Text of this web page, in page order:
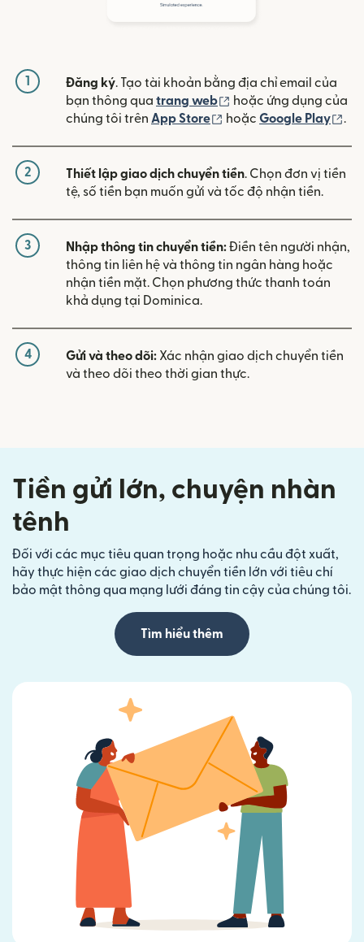
1 Đăng ký. Tạo tài khoản bằng địa chỉ email của
bạn thông qua trang web (mở trong cửa sổ mới)
hoặc ứng dụng của
chúng tôi trên App Store (mở trong cửa sổ mới)
hoặc Google Play .
2 Thiết lập giao dịch chuyển tiền. Chọn đơn vị tiền
tệ, số tiền bạn muốn gửi và tốc độ nhận tiền.
3 Nhập thông tin chuyển tiền:Điền tên người nhận,
thông tin liên hệ và thông tin ngân hàng hoặc
nhận tiền mặt. Chọn phương thức thanh toán
khả dụng tại Dominica.
4 Gửi và theo dõi: Xác nhận giao dịch chuyển tiền
và theo dõi theo thời gian thực.
Tiền gửi lớn, chuyện nhàn
tênh
Đối với các mục tiêu quan trọng hoặc nhu cầu đột xuất,
hãy thực hiện các giao dịch chuyển tiền lớn với tiêu chí
bảo mật thông qua mạng lưới đáng tin cậy của chúng tôi.
Tìm hiểu thêm